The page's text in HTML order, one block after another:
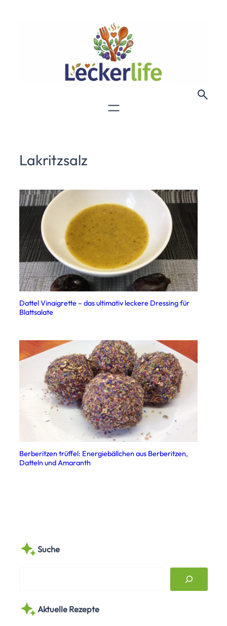
Lakritzsalz
Dattel Vinaigrette – das ultimativ leckere Dressing für
Blattsalate
Berberitzen trüffel: Energiebällchen aus Berberitzen,
Datteln und Amaranth
Suche
r
Aktuelle Rezepte